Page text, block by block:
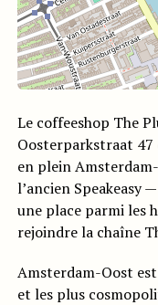
Le coffeeshop The
Oosterparkstraat 47
en plein
l’ancien Speakeasy
une place parmi les
rejoindre la chaîne
Amsterdam-Oost
et les plus